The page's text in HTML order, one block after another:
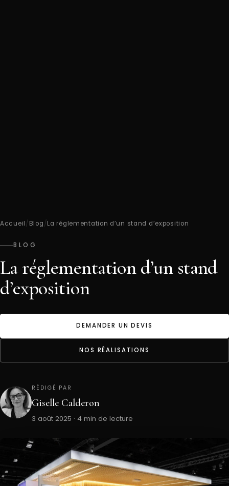
Accueil/ Blog/La réglementation d’un stand d’exposition
BLOG
La réglementation d’un stand
d’exposition
DEMANDER UN DEVIS
NOS RÉALISATIONS
RÉDIGÉ PAR
Giselle Calderon
3 août 2025 · 4 min de lecture